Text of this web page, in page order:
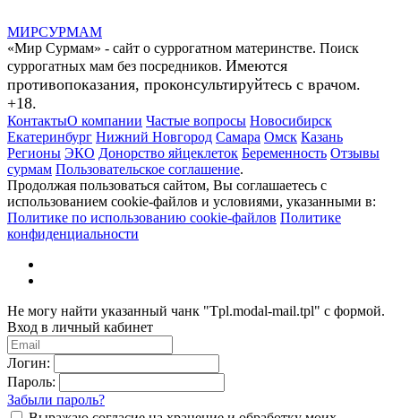
МИРСУРМАМ
«Мир Сурмам» - сайт о суррогатном материнстве. Поиск
суррогатных мам без посредников. Имеются
противопоказания, проконсультируйтесь с врачом.
+18.
КонтактыО компании Частые вопросы Новосибирск
Екатеринбург Нижний Новгород Самара Омск Казань
Регионы ЭКО Донорство яйцеклеток Беременность Отзывы
сурмам Пользовательское соглашение.
Продолжая пользоваться сайтом, Вы соглашаетесь с
использованием cookie-файлов и условиями, указанными в:
Политике по использованию cookie-файлов Политике
конфиденциальности
Не могу найти указанный чанк "Tpl.modal-mail.tpl" с формой.
Вход в личный кабинет
Логин:
Пароль:
Забыли пароль?